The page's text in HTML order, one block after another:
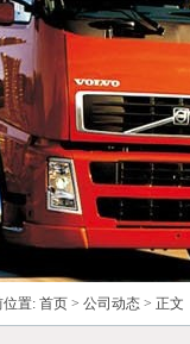
位置: 首页 > 公司动态 > 正文